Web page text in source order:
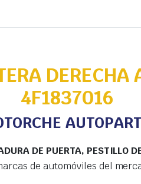
4F1837016
DE PUERTA, PESTILLO
de automóviles del